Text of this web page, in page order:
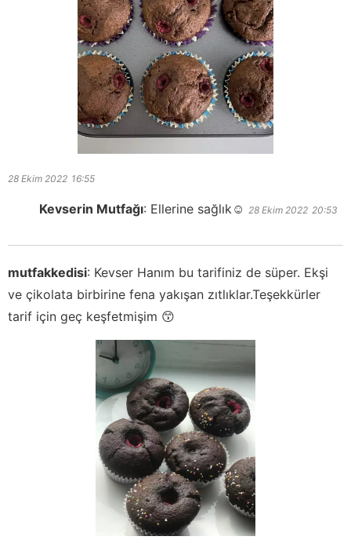
28 Ekim 2022 16:55
Kevserin Mutfağı: Ellerine sağlık☺️ 28 Ekim 2022 20:53
mutfakkedisi: Kevser Hanım bu tarifiniz de süper. Ekşi
ve çikolata birbirine fena yakışan zıtlıklar.Teşekkürler
tarif için geç keşfetmişim 😙